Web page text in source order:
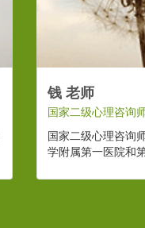
钱 老师
国家二级心理咨询
国家二级心理咨询
学附属第一医院和